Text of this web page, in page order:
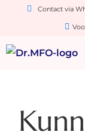
Contact via